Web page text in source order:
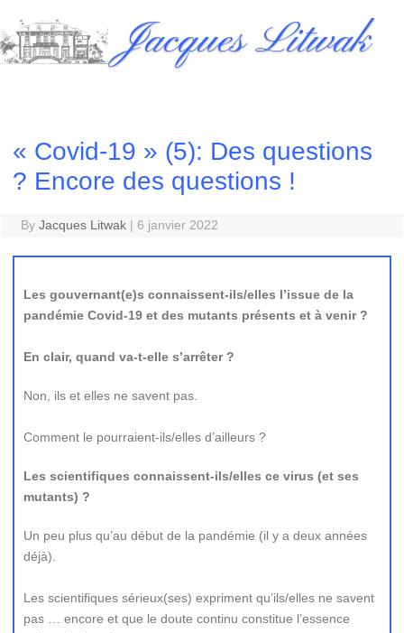
to
content
Jacques Litwak
« Covid-19 » (5): Des questions
? Encore des questions !
By Jacques Litwak | 6 janvier 2022
Les gouvernant(e)s connaissent-ils/elles l’issue de la
pandémie Covid-19 et des mutants présents et à venir ?
En clair, quand va-t-elle s’arrêter ?
Non, ils et elles ne savent pas.
Comment le pourraient-ils/elles d’ailleurs ?
Les scientifiques connaissent-ils/elles ce virus (et ses
mutants) ?
Un peu plus qu’au début de la pandémie (il y a deux années
déjà).
Les scientifiques sérieux(ses) expriment qu’ils/elles ne savent
pas … encore et que le doute continu constitue l’essence